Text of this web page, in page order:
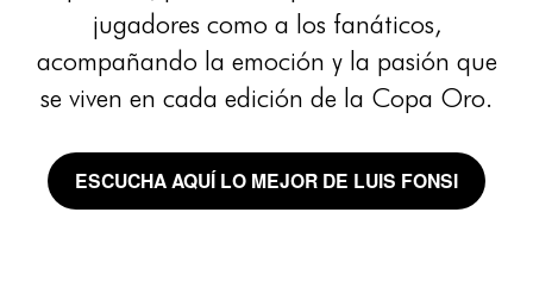
jugadores como a los fanáticos,
acompañando la emoción y la pasión que
se viven en cada edición de la Copa Oro.
ESCUCHA AQUÍ LO MEJOR DE LUIS FONSI